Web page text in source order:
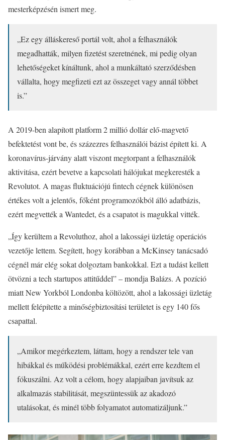
mesterképzésén ismert meg.
„Ez egy álláskereső portál volt, ahol a felhasználók
megadhatták, milyen fizetést szeretnének, mi pedig olyan
lehetőségeket kínáltunk, ahol a munkáltató szerződésben
vállalta, hogy megfizeti ezt az összeget vagy annál többet
is.”
A 2019-ben alapított platform 2 millió dollár elő-magvető
befektetést vont be, és százezres felhasználói bázist épített ki. A
koronavírus-járvány alatt viszont megtorpant a felhasználók
aktivitása, ezért bevetve a kapcsolati hálójukat megkeresték a
Revolutot. A magas fluktuációjú fintech cégnek különösen
értékes volt a jelentős, főként programozókból álló adatbázis,
ezért megvették a Wantedet, és a csapatot is magukkal vitték.
„Így kerültem a Revoluthoz, ahol a lakossági üzletág operációs
vezetője lettem. Segített, hogy korábban a McKinsey tanácsadó
cégnél már elég sokat dolgoztam bankokkal. Ezt a tudást kellett
ötvözni a tech startupos attitűddel” – mondja Balázs. A pozíció
miatt New Yorkból Londonba költözött, ahol a lakossági üzletág
mellett felépítette a minőségbiztosítási területet is egy 140 fős
csapattal.
„Amikor megérkeztem, láttam, hogy a rendszer tele van
hibákkal és működési problémákkal, ezért erre kezdtem el
fókuszálni. Az volt a célom, hogy alapjaiban javítsuk az
alkalmazás stabilitását, megszüntessük az akadozó
utalásokat, és minél több folyamatot automatizáljunk.”